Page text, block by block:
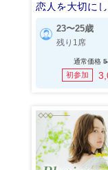
恋人を大切に
23〜25歳
残り1席
通常価格
初参加